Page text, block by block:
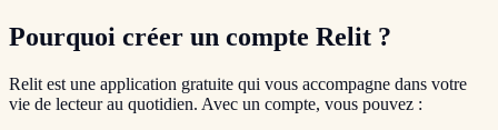
Pourquoi créer un compte Relit ?
Relit est une application gratuite qui vous accompagne dans votre
vie de lecteur au quotidien. Avec un compte, vous pouvez :